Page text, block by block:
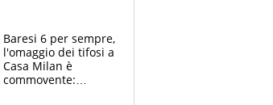
circondati
dall'affetto dei tifosi
Baresi 6 per sempre,
l'omaggio dei tifosi a
Casa Milan è
commovente: